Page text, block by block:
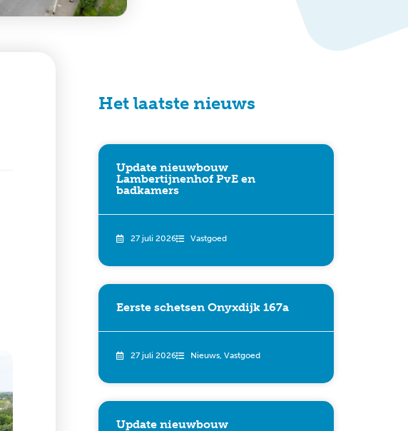
Het laatste nieuws
Update nieuwbouw
Lambertijnenhof PvE en
badkamers
27 juli 2026 Vastgoed
Eerste schetsen Onyxdijk 167a
27 juli 2026 Nieuws, Vastgoed
Update nieuwbouw